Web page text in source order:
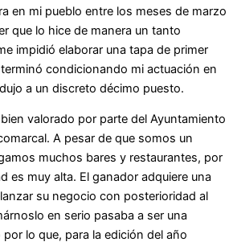
en mi pueblo entre los meses de marzo
que lo hice de manera un tanto
impidió elaborar una tapa de primer
condicionando mi actuación en
a un discreto décimo puesto.
valorado por parte del Ayuntamiento
A pesar de que somos un
muchos bares y restaurantes, por
es muy alta. El ganador adquiere una
su negocio con posterioridad al
en serio pasaba a ser una
lo que, para la edición del año